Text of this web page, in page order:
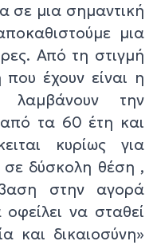
σε μια σημαντική
μια
Από τη στιγμή
έχουν είναι η
λαμβάνουν την
τα 60 έτη και
κυρίως για
σε δύσκολη θέση ,
στην αγορά
να σταθεί
και δικαιοσύνη»